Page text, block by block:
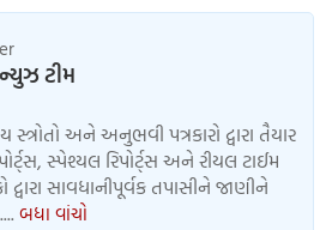
ટીમ
સ્ત્રોતો અને અનુભવી પત્રકારો દ્વારા તૈયાર
સ્પેશ્યલ રિપોર્ટ્સ અને રીયલ ટાઈમ
સાવધાનીપૂર્વક તપાસીને જાણીને
બધા વાંચો